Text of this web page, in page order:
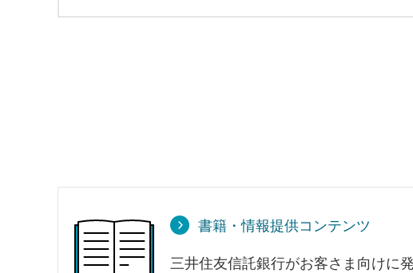
書籍・情報提供コンテンツ
三井住友信託銀行がお客さま向けに